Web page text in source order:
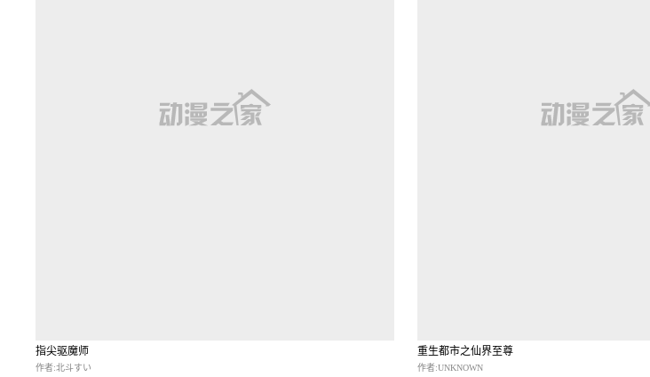
指尖驱魔师
作者:北斗すい
重生都市之仙界至尊
作者:UNKNOWN